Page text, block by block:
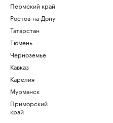
Пермский край
Ростов-на-Дону
Татарстан
Тюмень
Черноземье
Кавказ
Карелия
Мурманск
Приморский
край